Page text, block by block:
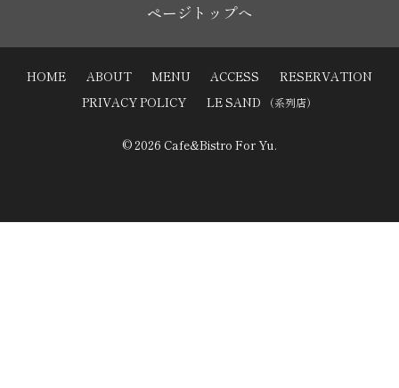
ページトップへ
HOME ABOUT MENU ACCESS
RESERVATION
PRIVACY POLICY
LE SAND （系列店）
© 2026 Cafe&Bistro For Yu.